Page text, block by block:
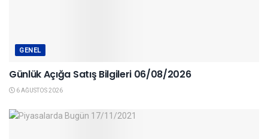
GENEL
Günlük Açığa Satış Bilgileri 06/08/2026
6 AĞUSTOS 2026